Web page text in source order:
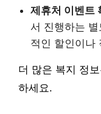
제휴처 이벤트
서 진행하는
적인 할인이나
더 많은 복지 정
하세요.